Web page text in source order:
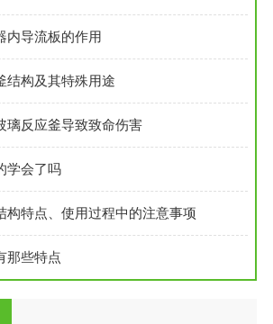
内导流板的作用
结构及其特殊用途
璃反应釜导致致命伤害
学会了吗
构特点、使用过程中的注意事项
那些特点